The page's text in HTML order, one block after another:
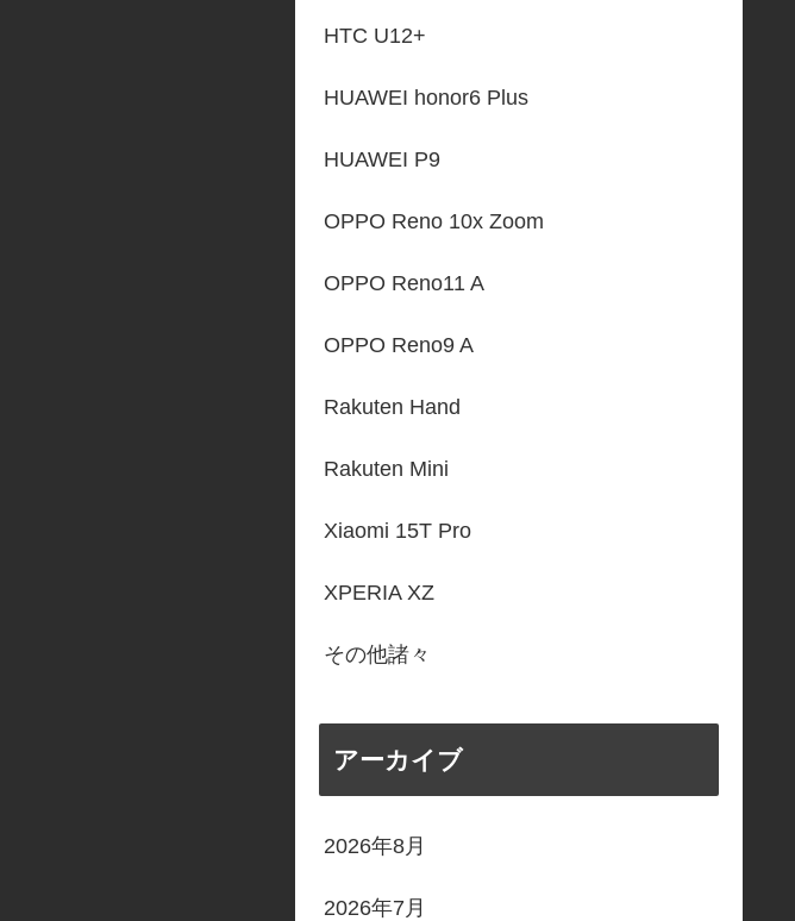
HTC U12+
HUAWEI honor6 Plus
HUAWEI P9
OPPO Reno 10x Zoom
OPPO Reno11 A
OPPO Reno9 A
Rakuten Hand
Rakuten Mini
Xiaomi 15T Pro
XPERIA XZ
その他諸々
アーカイブ
2026年8月
2026年7月